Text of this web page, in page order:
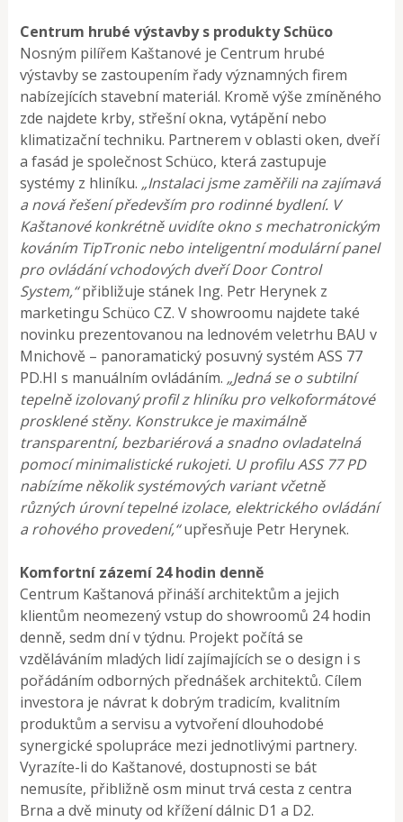
Centrum hrubé výstavby s produkty Schüco
Nosným pilířem Kaštanové je Centrum hrubé
výstavby se zastoupením řady významných firem
nabízejících stavební materiál. Kromě výše zmíněného
zde najdete krby, střešní okna, vytápění nebo
klimatizační techniku. Partnerem v oblasti oken, dveří
a fasád je společnost Schüco, která zastupuje
systémy z hliníku. „Instalaci jsme zaměřili na zajímavá
a nová řešení především pro rodinné bydlení. V
Kaštanové konkrétně uvidíte okno s mechatronickým
kováním TipTronic nebo inteligentní modulární panel
pro ovládání vchodových dveří Door Control
System,“přibližuje stánek Ing. Petr Herynek z
marketingu Schüco CZ. V showroomu najdete také
novinku prezentovanou na lednovém veletrhu BAU v
Mnichově – panoramatický posuvný systém ASS 77
PD.HI s manuálním ovládáním. „Jedná se o subtilní
tepelně izolovaný profil z hliníku pro velkoformátové
prosklené stěny. Konstrukce je maximálně
transparentní, bezbariérová a snadno ovladatelná
pomocí minimalistické rukojeti. U profilu ASS 77 PD
nabízíme několik systémových variant včetně
různých úrovní tepelné izolace, elektrického ovládání
a rohového provedení,“upřesňuje Petr Herynek.
Komfortní zázemí 24 hodin denně
Centrum Kaštanová přináší architektům a jejich
klientům neomezený vstup do showroomů 24 hodin
denně, sedm dní v týdnu. Projekt počítá se
vzděláváním mladých lidí zajímajících se o design i s
pořádáním odborných přednášek architektů. Cílem
investora je návrat k dobrým tradicím, kvalitním
produktům a servisu a vytvoření dlouhodobé
synergické spolupráce mezi jednotlivými partnery.
Vyrazíte-li do Kaštanové, dostupnosti se bát
nemusíte, přibližně osm minut trvá cesta z centra
Brna a dvě minuty od křížení dálnic D1 a D2.